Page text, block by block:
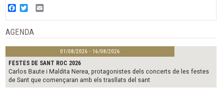
Facebook
Twitter
AGENDA
01/08/2026 - 16/08/2026
FESTES DE SANT ROC 2026
Carlos Baute i Maldita Nerea, protagonistes dels concerts de les festes
de Sant que començaran amb els trasllats del sant